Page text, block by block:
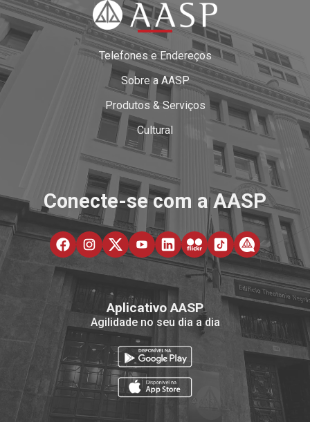
Telefones e Endereços
Sobre a AASP
Produtos & Serviços
Cultural
Conecte-se com a AASP
Aplicativo AASP
Agilidade no seu dia a dia